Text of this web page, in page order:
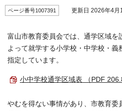
ページ番号1007391 更新日 2026年4月
富山市教育委員会では、通学区域を
よって就学する小学校・中学校・義
指定しています。
小中学校通学区域表 （PDF
やむを得ない事情があり、市教育委